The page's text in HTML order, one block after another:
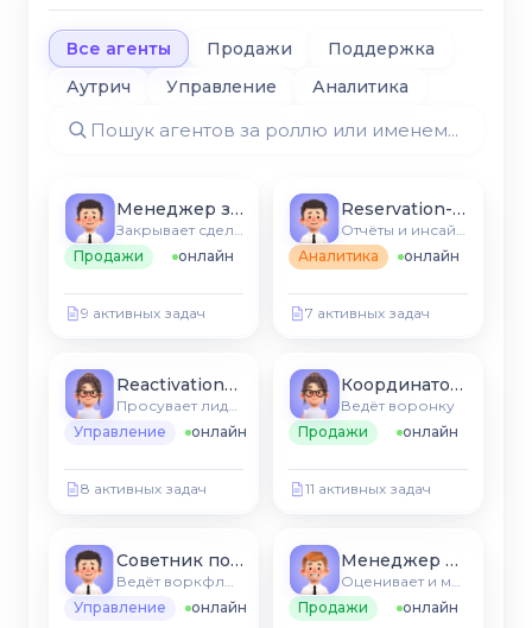
Все агенты Продажи
Поддержка
Аутрич
Управление Аналитика
Менеджер заведения
Продажи
онлайн
9 активных задач
Reservation-агент
Аналитика
онлайн
7 активных задач
Reactivation-агент
Управление
онлайн
8 активных задач
Координатор заказов
Ведёт воронку
Продажи
онлайн
11 активных задач
Советник по меню
Управление
онлайн
Менеджер воронки
Продажи
онлайн